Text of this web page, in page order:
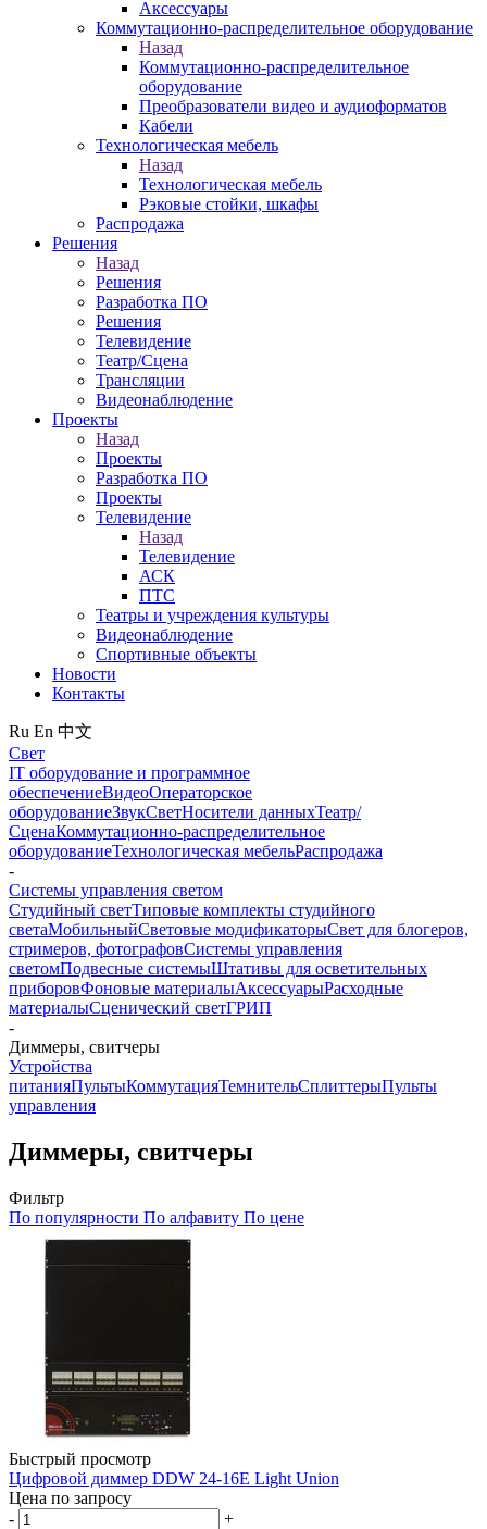
Аксессуары
Коммутационно-распределительное оборудование
Назад
Коммутационно-распределительное
оборудование
Преобразователи видео и аудиоформатов
Кабели
Технологическая мебель
Назад
Технологическая мебель
Рэковые стойки, шкафы
Распродажа
Решения
Назад
Решения
Разработка ПО
Решения
Телевидение
Театр/Сцена
Трансляции
Видеонаблюдение
Проекты
Назад
Проекты
Разработка ПО
Проекты
Телевидение
Назад
Телевидение
АСК
ПТС
Театры и учреждения культуры
Видеонаблюдение
Спортивные объекты
Новости
Контакты
Ru En 中文
Свет
IT оборудование и программное
обеспечениеВидеоОператорское
оборудованиеЗвукСветНосители данныхТеатр/
СценаКоммутационно-распределительное
оборудованиеТехнологическая мебельРаспродажа
-
Системы управления светом
Студийный светТиповые комплекты студийного
светаМобильныйСветовые модификаторыСвет для блогеров,
стримеров, фотографовСистемы управления
светомПодвесные системыШтативы для осветительных
приборовФоновые материалыАксессуарыРасходные
материалыСценический светГРИП
-
Диммеры, свитчеры
Устройства
питанияПультыКоммутацияТемнительСплиттерыПульты
управления
Диммеры, свитчеры
Фильтр
По популярности По алфавиту По цене
Быстрый просмотр
Цифровой диммер DDW 24-16Е Light Union
Цена по запросу
-
+